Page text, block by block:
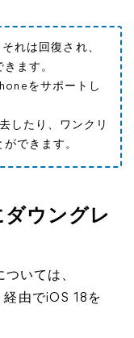
れは回復され、
ます。
をサポートし
したり、ワンクリ
できます。
ダウングレ
ついては、
由でiOS 18を